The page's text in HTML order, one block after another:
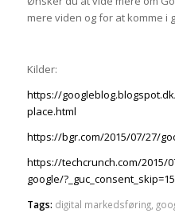
mere viden og for at komme i
Kilder:
https://
place.html
https://bgr.com/2015/07/27/
https://techcrunch.com/2015/
google/
Tags: digital markedsføring,